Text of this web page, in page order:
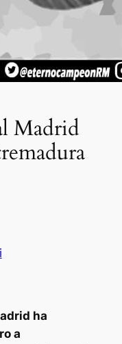
Madrid
ha
a